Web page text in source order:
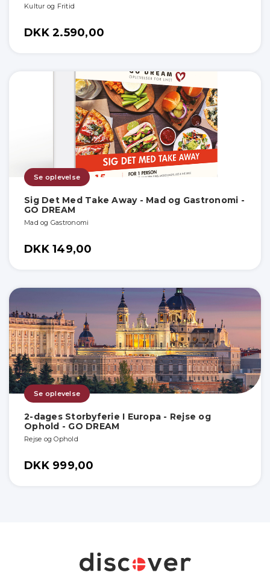
Kultur og Fritid
DKK 2.590,00
Se oplevelse
Sig Det Med Take Away - Mad og Gastronomi -
GO DREAM
Mad og Gastronomi
DKK 149,00
Se oplevelse
2-dages Storbyferie I Europa - Rejse og
Ophold - GO DREAM
Rejse og Ophold
DKK 999,00